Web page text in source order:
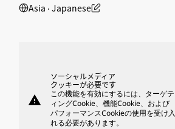
Asia ‧ Japanese
warning
ソーシャルメディア
クッキーが必要です
この機能を有効にするには、ターゲテ
ィングCookie、機能Cookie、および
パフォーマンスCookieの使用を受け入
れる必要があります。